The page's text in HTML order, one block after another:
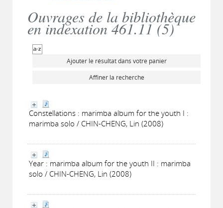
Ouvrages de la bibliothèque
en indexation 461.11 (5)
Ajouter le résultat dans votre panier
Affiner la recherche
Constellations : marimba album for the youth I :
marimba solo / CHIN-CHENG, Lin (2008)
Year : marimba album for the youth II : marimba
solo / CHIN-CHENG, Lin (2008)